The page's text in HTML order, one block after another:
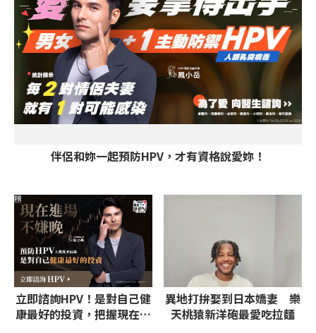
伴侶和妳一起預防HPV，才有資格說愛妳！
立即諮詢HPV！是對自己健
康最好的投資，把握現在不
PR
異地打拚娶到日本嬌妻 樂
天桃猿新洋砲最愛吃拉麵